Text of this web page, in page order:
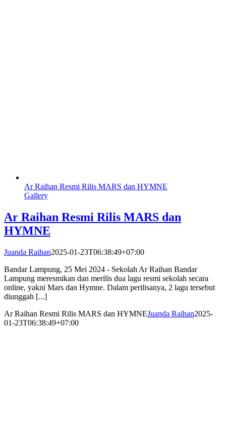
Ar Raihan Resmi Rilis MARS dan HYMNE
Gallery
Ar Raihan Resmi Rilis MARS dan
HYMNE
Juanda Raihan2025-01-23T06:38:49+07:00
Bandar Lampung, 25 Mei 2024 - Sekolah Ar Raihan Bandar
Lampung meresmikan dan merilis dua lagu resmi sekolah secara
online, yakni Mars dan Hymne. Dalam perilisanya, 2 lagu tersebut
diunggah [...]
Ar Raihan Resmi Rilis MARS dan HYMNEJuanda Raihan2025-
01-23T06:38:49+07:00